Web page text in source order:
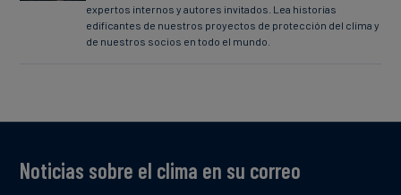
expertos internos y autores invitados. Lea historias
edificantes de nuestros proyectos de protección del clima y
de nuestros socios en todo el mundo.
Noticias sobre el clima en su correo